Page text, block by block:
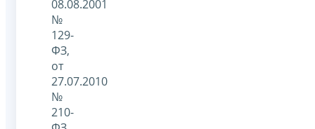
08.08.2001
№
129-
ФЗ,
от
27.07.2010
№
210-